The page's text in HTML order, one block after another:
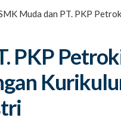
Muda dan PT. PKP
PKP